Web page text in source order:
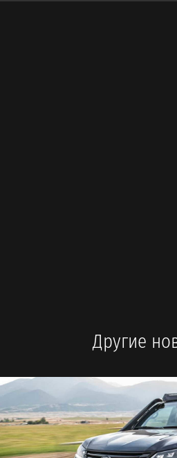
Другие